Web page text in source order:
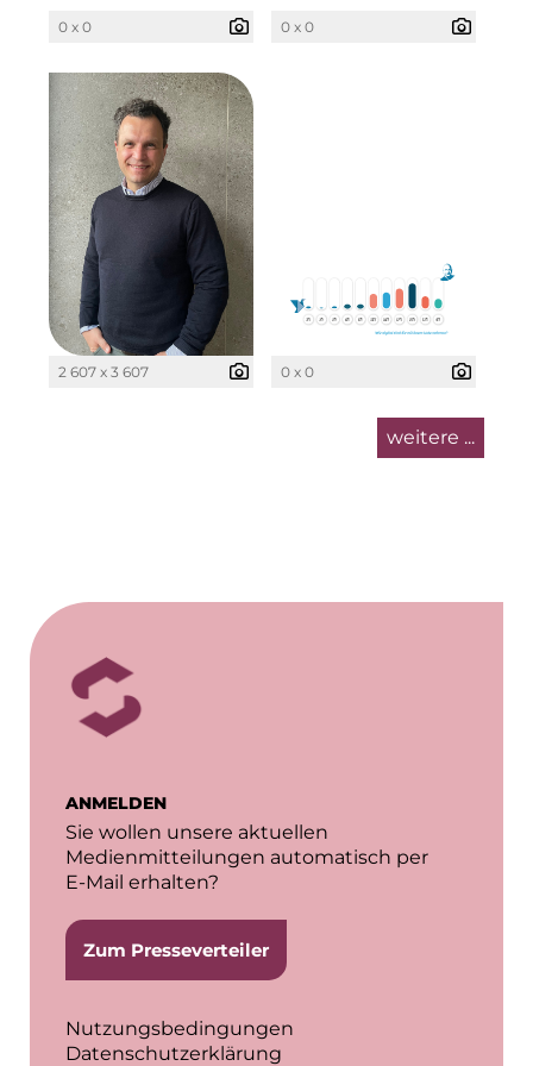
0 x 0 0 x 0
2 607 x 3 607 0 x 0
weitere ...
ANMELDEN
Sie wollen unsere aktuellen
Medienmitteilungen automatisch per
E-Mail erhalten?
Zum Presseverteiler
Nutzungsbedingungen
Datenschutzerklärung